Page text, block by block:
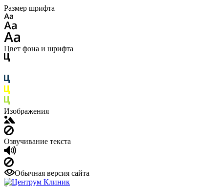
Размер шрифта
Цвет фона и шрифта
Изображения
Озвучивание текста
Обычная версия сайта